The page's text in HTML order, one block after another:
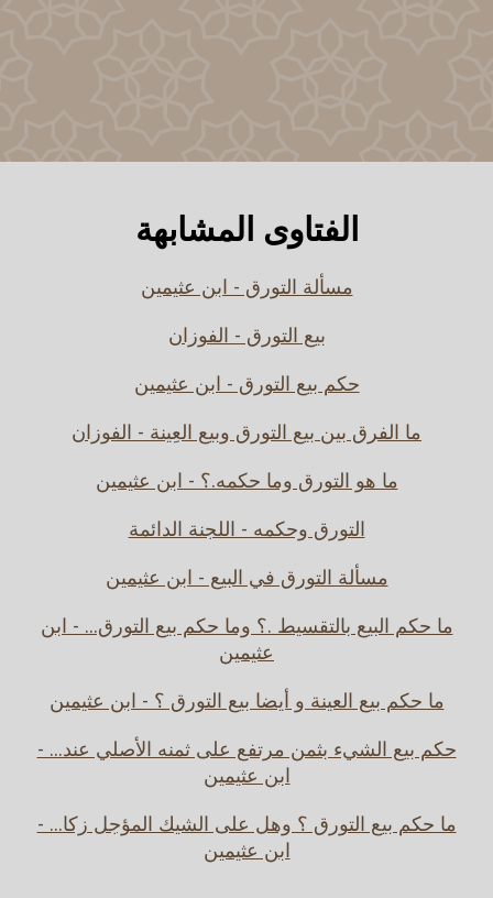
الفتاوى المشابهة
مسألة التورق - ابن عثيمين
بيع التورق - الفوزان
حكم بيع التورق - ابن عثيمين
ما الفرق بين بيع التورق وبيع العِينة - الفوزان
ما هو التورق وما حكمه.؟ - ابن عثيمين
التورق وحكمه - اللجنة الدائمة
مسألة التورق في البيع - ابن عثيمين
ما حكم البيع بالتقسيط .؟ وما حكم بيع التورق... - ابن
عثيمين
ما حكم بيع العينة و أيضا بيع التورق ؟ - ابن عثيمين
حكم بيع الشيء بثمن مرتفع على ثمنه الأصلي عند... -
ابن عثيمين
ما حكم بيع التورق ؟ وهل على الشيك المؤجل زكا... -
ابن عثيمين